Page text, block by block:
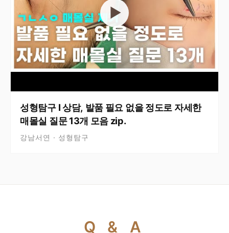
▶
성형탐구 I 상담, 발품 필요 없을 정도로 자세한
매몰실 질문 13개 모음 zip.
강남서연 · 성형탐구
Q & A